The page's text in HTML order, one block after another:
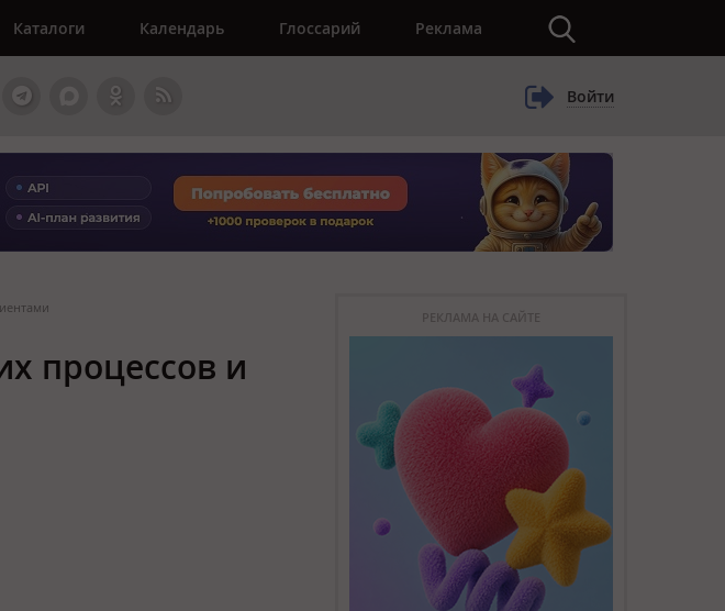
Каталоги Календарь Глоссарий Реклама
Войти
процессов и
РЕКЛАМА НА САЙТЕ